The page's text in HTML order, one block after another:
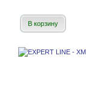
В корзину